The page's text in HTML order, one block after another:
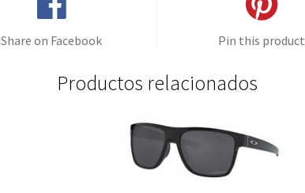
Share on Facebook Pin this product
Productos relacionados